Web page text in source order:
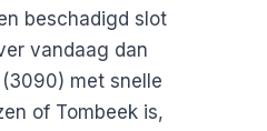
beschadigd slot
vandaag dan
met snelle
of Tombeek is,